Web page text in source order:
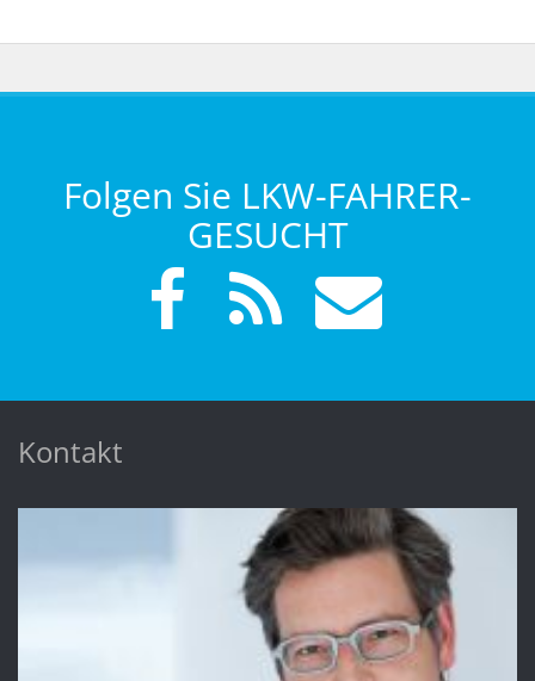
Folgen Sie LKW-FAHRER-
GESUCHT
Kontakt